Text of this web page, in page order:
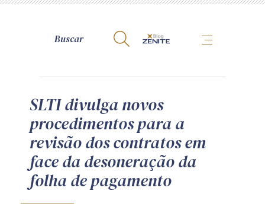
A Zênite
Como publicar conosco
Site da Zênite
Contato
Termos de uso
SLTI divulga novos
procedimentos para a
revisão dos contratos em
face da desoneração da
folha de pagamento